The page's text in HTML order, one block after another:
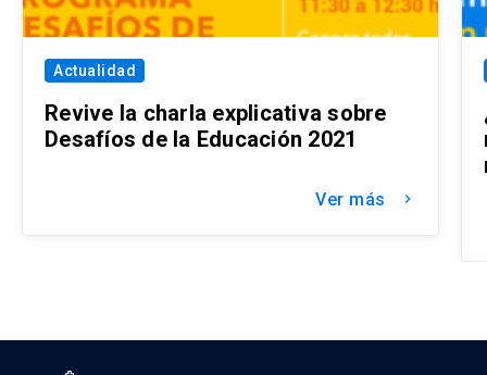
Actualidad
Revive la charla explicativa sobre
Desafíos de la Educación 2021
Ver más keyboard_arrow_right